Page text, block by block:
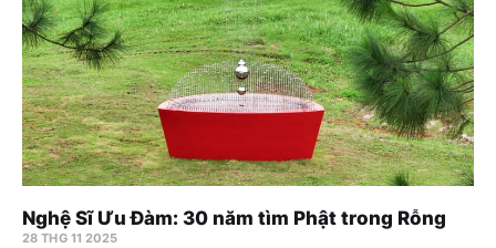
Nghệ Sĩ Ưu Đàm: 30 năm tìm Phật trong Rỗng
28 THG 11 2025